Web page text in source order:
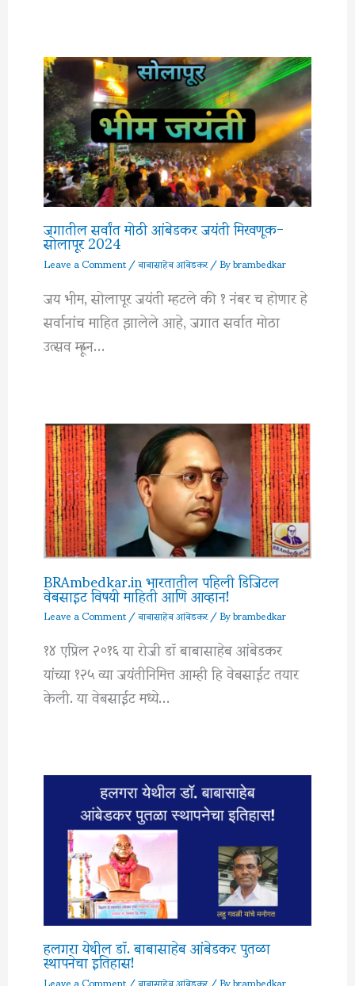
जगातील सर्वांत मोठी आंबेडकर जयंती मिरवणूक-
सोलापूर 2024
Leave a Comment/बाबासाहेब आंबेडकर/ Bybrambedkar
जय भीम, सोलापूर जयंती म्हटले की १ नंबर च होणार हे
सर्वानांच माहित झालेले आहे, जगात सर्वात मोठा
उत्सव म्ह्णून…
BRAmbedkar.in भारतातील पहिली डिजिटल
वेबसाइट विषयी माहिती आणि आव्हान!
Leave a Comment/बाबासाहेब आंबेडकर/ Bybrambedkar
१४ एप्रिल २०१६ या रोजी डॉ बाबासाहेब आंबेडकर
यांच्या १२५ व्या जयंतीनिमित्त आम्ही हि वेबसाईट तयार
केली. या वेबसाईट मध्ये…
हलगरा येथील डॉ. बाबासाहेब आंबेडकर पुतळा
स्थापनेचा इतिहास!